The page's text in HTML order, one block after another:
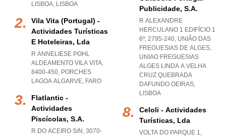
LISBOA, LISBOA
Vila Vita (portugal) -
Actividades Turísticas
E Hoteleiras, Lda
R ANNELIESE POHL
ALDEAMENTO VILA VITA,
8400-450, PORCHES
LAGOA ALGARVE, FARO
Flatlantic -
Actividades
Piscícolas, S.a.
R DO ACEIRO S/N, 3070-
Publicidade, S.a.
R ALEXANDRE
HERCULANO 1 EDIFÍCIO 1
6º, 2795-240, UNIÃO DAS
FREGUESIAS DE ALGES,
UNIAO FREGUESIAS
ALGES LINDA A VELHA
CRUZ QUEBRADA
DAFUNDO OEIRAS,
LISBOA
Celoli - Actividades
Turísticas, Lda
VOLTA DO PARQUE 1,